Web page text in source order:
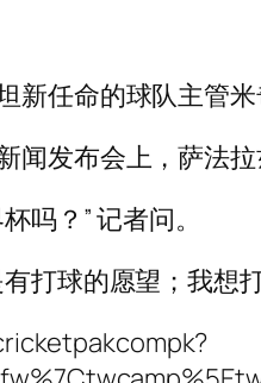
新任命的球队主管
闻发布会上，萨法
吗？” 记者问。
打球的愿望；我想